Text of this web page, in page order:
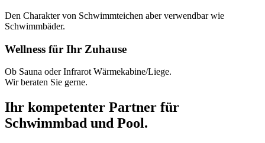
Den Charakter von Schwimmteichen aber verwendbar wie
Schwimmbäder.
Wellness für Ihr Zuhause
Ob Sauna oder Infrarot Wärmekabine/Liege.
Wir beraten Sie gerne.
Ihr kompetenter Partner für
Schwimmbad und Pool.